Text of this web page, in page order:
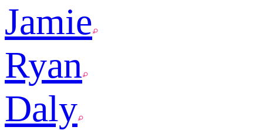
Jamie
Ryan
Daly